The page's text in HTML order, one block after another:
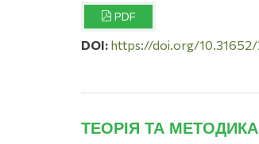
PDF
DOI: https://doi.org/
ТЕОРІЯ ТА